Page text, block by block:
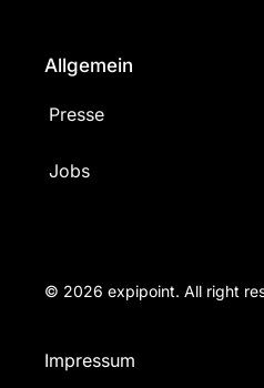
Allgemein
Presse
Jobs
© 2026 expipoint. All right
Impressum